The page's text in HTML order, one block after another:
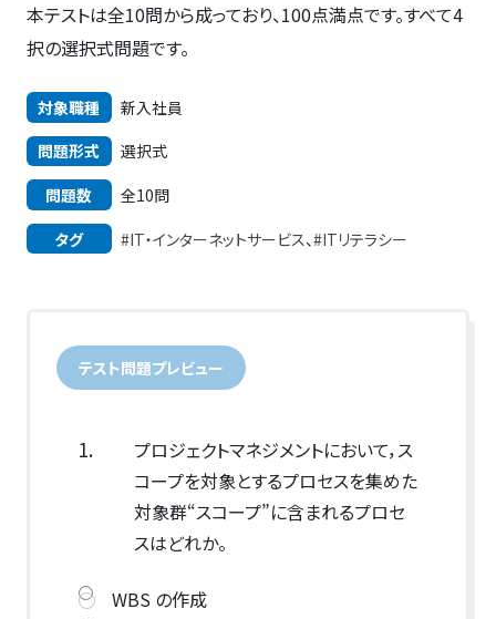
本テストは全10問から成っており、100点満点です。すべて4
択の選択式問題です。
対象職種
新入社員
問題形式
選択式
問題数
全10問
タグ
#IT・インターネットサービス、#ITリテラシー
テスト問題プレビュー
1.
プロジェクトマネジメントにおいて，ス
コープを対象とするプロセスを集めた
対象群“スコープ”に含まれるプロセ
スはどれか。
WBS の作成